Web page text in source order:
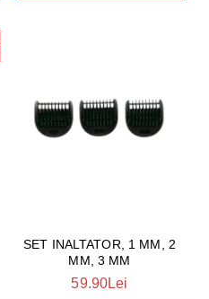
SET INALTATOR, 1 MM, 2
MM, 3 MM
59.90Lei